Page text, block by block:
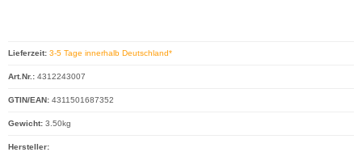
Lieferzeit: 3-5 Tage innerhalb Deutschland*
Art.Nr.: 4312243007
GTIN/EAN: 4311501687352
Gewicht: 3.50kg
Hersteller: